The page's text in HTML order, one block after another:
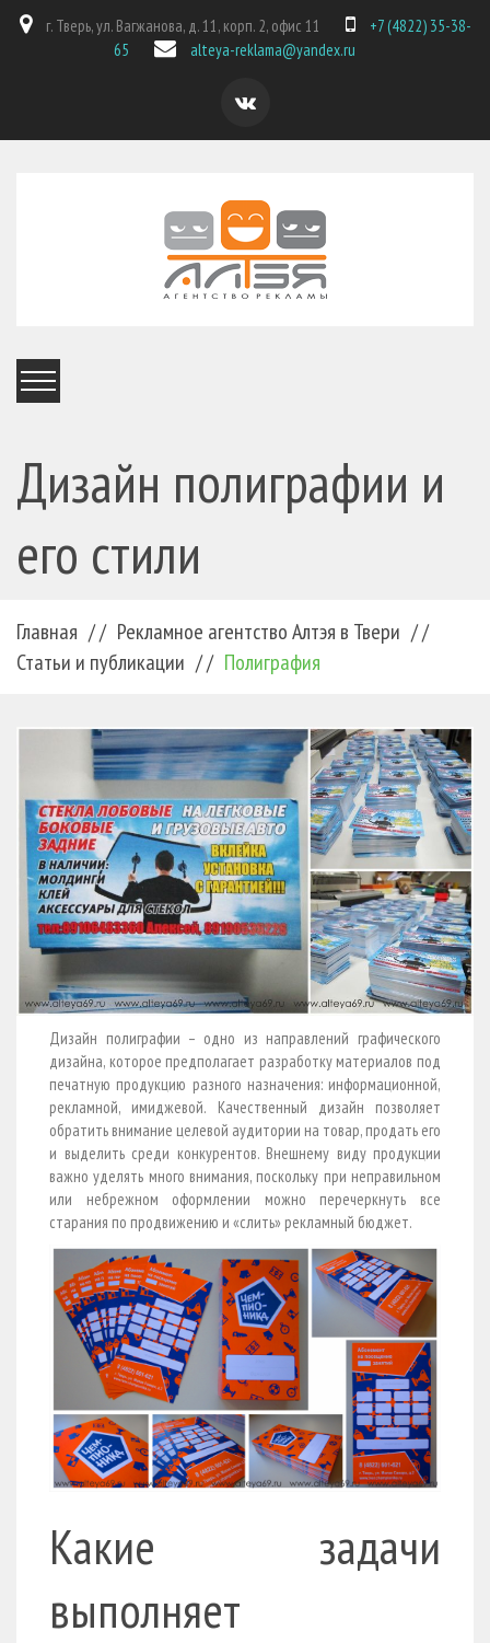
г. Тверь, ул. Вагжанова, д. 11, корп. 2, офис 11
+7 (4822) 35-38-
65
alteya-reklama@yandex.ru
Дизайн полиграфии и
его стили
Главная / / Рекламное агентство Алтэя в Твери / /
Статьи и публикации / / Полиграфия
Дизайн полиграфии – одно из направлений графического
дизайна, которое предполагает разработку материалов под
печатную продукцию разного назначения: информационной,
рекламной, имиджевой. Качественный дизайн позволяет
обратить внимание целевой аудитории на товар, продать его
и выделить среди конкурентов. Внешнему виду продукции
важно уделять много внимания, поскольку при неправильном
или небрежном оформлении можно перечеркнуть все
старания по продвижению и «слить» рекламный бюджет.
Какие задачи
выполняет